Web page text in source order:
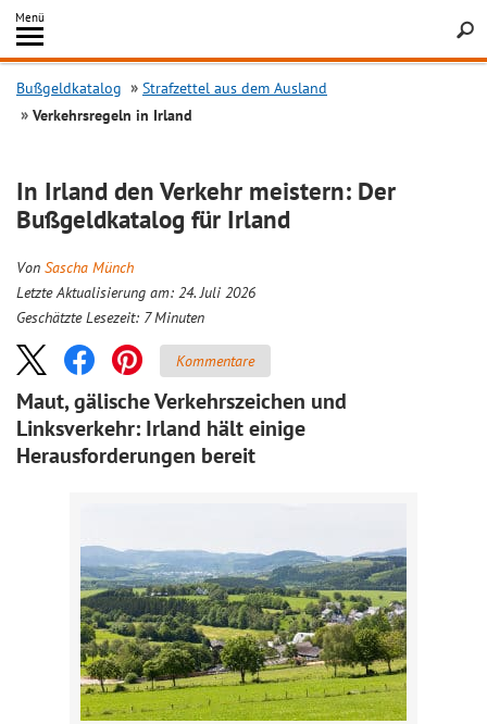
Inhalt
springen
Menü
Search
Bußgeldkatalog
Strafzettel aus dem Ausland
Verkehrsregeln in Irland
In Irland den Verkehr meistern: Der
Bußgeldkatalog für Irland
Von Sascha Münch
Letzte Aktualisierung am: 24. Juli 2026
Geschätzte Lesezeit: 7 Minuten
Kommentare
Maut, gälische Verkehrszeichen und
Linksverkehr: Irland hält einige
Herausforderungen bereit